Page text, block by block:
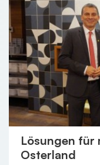
Lösungen für
Osterland